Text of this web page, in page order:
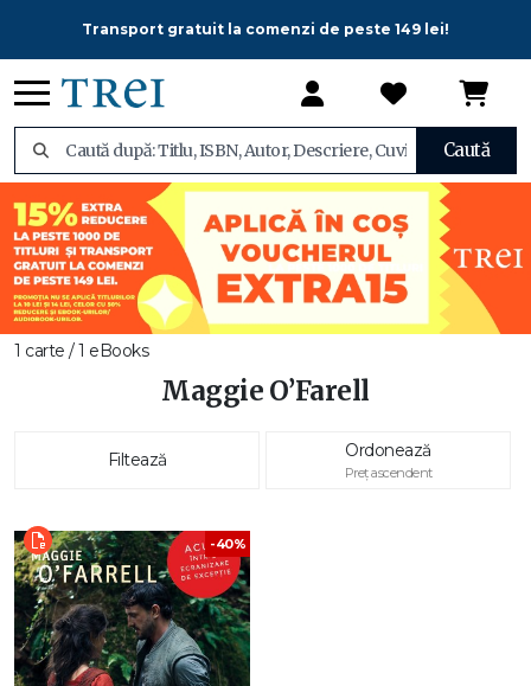
Transport gratuit la comenzi de peste 149 lei!
Caută
1 carte / 1 eBooks
Maggie O’Farell
Filtează Ordonează
Preț ascendent
-40%